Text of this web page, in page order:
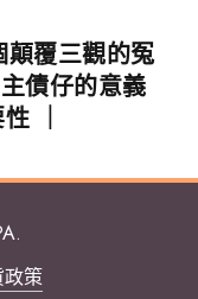
顛覆三觀的冤
債仔的意義
｜
策